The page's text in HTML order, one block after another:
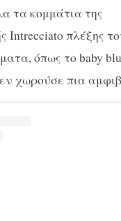
τα κομμάτια της
Intrecciato πλέξης
όπως το baby
χωρούσε πια